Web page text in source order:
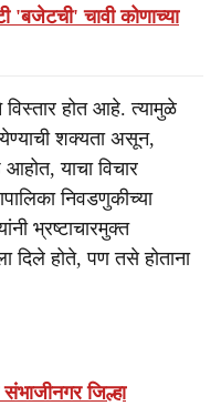
'बजेटची' चावी कोणाच्या
विस्तार होत आहे. त्यामुळे
शक्यता असून,
याचा विचार
निवडणुकीच्या
भ्रष्टाचारमुक्त
दिले होते, पण तसे होताना
जिल्हा